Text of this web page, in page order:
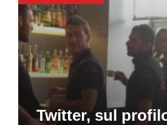
Twitter, sul